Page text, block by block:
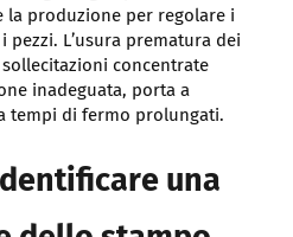
la produzione per regolare i
L’usura prematura dei
concentrate
inadeguata, porta a
tempi di fermo prolungati.
una